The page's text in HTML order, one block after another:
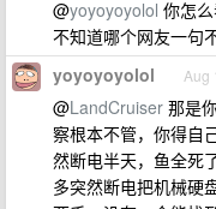
@yoyoyoyolol 你怎
不知道哪个网友一句
yoyoyoyolol Aug
@LandCruiser 那是
察根本不管，你得自
然断电半天，鱼全死
多突然断电把机械硬